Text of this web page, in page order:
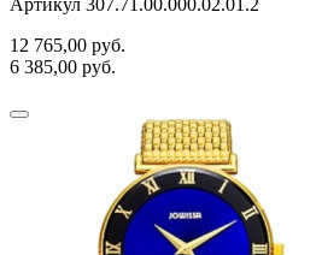
Артикул 307.71.00.000.02.01.2
12 765,00 руб.
6 385,00 руб.